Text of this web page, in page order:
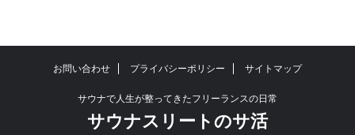
お問い合わせ プライバシーポリシー サイトマップ
サウナで人生が整ってきたフリーランスの日常
サウナスリートのサ活